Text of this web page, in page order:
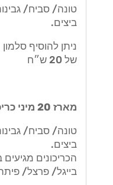
טונה/ סביח/
ביצים.
ניתן להוסיף
של 20 ש״ח
מארז 20 מיני כריכונים
טונה/ סביח/
ביצים.
הכריכונים מגיעים
בייגל/ פרצל/